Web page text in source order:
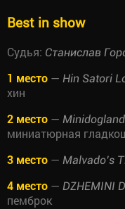
Best in show
Судья: Станислав
1 место — Hin Satori
хин
2 место —
миниатюрная
3 место — Malvado’s
4 место — DZHEMINI
пемброк